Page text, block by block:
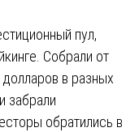
пул,
Собрали от
в разных
забрали
обратились в